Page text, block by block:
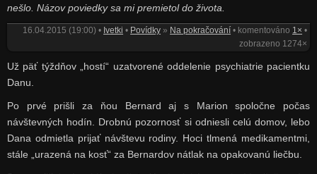
nešlo. Názov poviedky sa mi premietol do života.
16.04.2015 (19:00) • Ivetki • Povídky » Na pokračování • komentováno 1× •
zobrazeno 1274×
Už päť týždňov „hostí“ uzatvorené oddelenie psychiatrie pacientku
Danu.
Po prvé prišli za ňou Bernard aj s Marion spoločne počas
návštevných hodín. Drobnú pozornosť si odniesli celú domov, lebo
Dana odmietla prijať návštevu rodiny. Hoci tlmená medikamentmi,
stále „urazená na kosť“ za Bernardov nátlak na opakovanú liečbu.